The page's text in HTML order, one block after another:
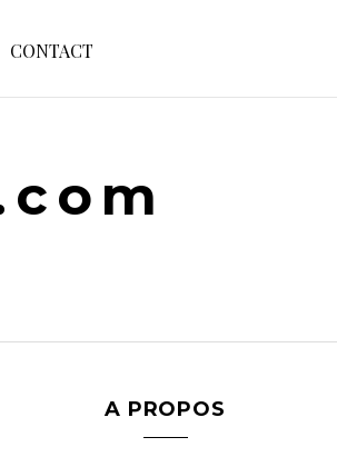
CONTACT
A PROPOS